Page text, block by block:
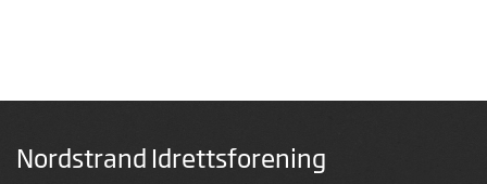
Nordstrand Idrettsforening